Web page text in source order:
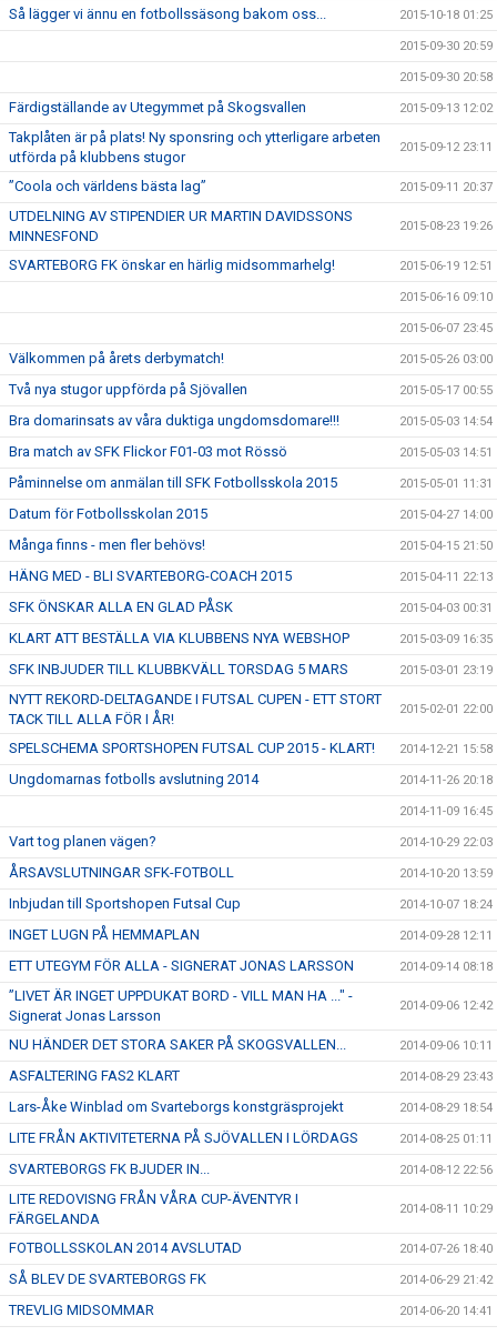
Så lägger vi ännu en fotbollssäsong bakom oss... 2015-10-18 01:25
2015-09-30 20:59
2015-09-30 20:58
Färdigställande av Utegymmet på Skogsvallen 2015-09-13 12:02
Takplåten är på plats! Ny sponsring och ytterligare arbeten
utförda på klubbens stugor
2015-09-12 23:11
”Coola och världens bästa lag” 2015-09-11 20:37
UTDELNING AV STIPENDIER UR MARTIN DAVIDSSONS
MINNESFOND
2015-08-23 19:26
SVARTEBORG FK önskar en härlig midsommarhelg! 2015-06-19 12:51
2015-06-16 09:10
2015-06-07 23:45
Välkommen på årets derbymatch! 2015-05-26 03:00
Två nya stugor uppförda på Sjövallen 2015-05-17 00:55
Bra domarinsats av våra duktiga ungdomsdomare!!! 2015-05-03 14:54
Bra match av SFK Flickor F01-03 mot Rössö 2015-05-03 14:51
Påminnelse om anmälan till SFK Fotbollsskola 2015 2015-05-01 11:31
Datum för Fotbollsskolan 2015 2015-04-27 14:00
Många finns - men fler behövs! 2015-04-15 21:50
HÄNG MED - BLI SVARTEBORG-COACH 2015 2015-04-11 22:13
SFK ÖNSKAR ALLA EN GLAD PÅSK 2015-04-03 00:31
KLART ATT BESTÄLLA VIA KLUBBENS NYA WEBSHOP 2015-03-09 16:35
SFK INBJUDER TILL KLUBBKVÄLL TORSDAG 5 MARS 2015-03-01 23:19
NYTT REKORD-DELTAGANDE I FUTSAL CUPEN - ETT STORT
TACK TILL ALLA FÖR I ÅR!
2015-02-01 22:00
SPELSCHEMA SPORTSHOPEN FUTSAL CUP 2015 - KLART! 2014-12-21 15:58
Ungdomarnas fotbolls avslutning 2014 2014-11-26 20:18
2014-11-09 16:45
Vart tog planen vägen? 2014-10-29 22:03
ÅRSAVSLUTNINGAR SFK-FOTBOLL 2014-10-20 13:59
Inbjudan till Sportshopen Futsal Cup 2014-10-07 18:24
INGET LUGN PÅ HEMMAPLAN 2014-09-28 12:11
ETT UTEGYM FÖR ALLA - SIGNERAT JONAS LARSSON 2014-09-14 08:18
”LIVET ÄR INGET UPPDUKAT BORD - VILL MAN HA ..." -
Signerat Jonas Larsson
2014-09-06 12:42
NU HÄNDER DET STORA SAKER PÅ SKOGSVALLEN... 2014-09-06 10:11
ASFALTERING FAS2 KLART 2014-08-29 23:43
Lars-Åke Winblad om Svarteborgs konstgräsprojekt 2014-08-29 18:54
LITE FRÅN AKTIVITETERNA PÅ SJÖVALLEN I LÖRDAGS 2014-08-25 01:11
SVARTEBORGS FK BJUDER IN... 2014-08-12 22:56
LITE REDOVISNG FRÅN VÅRA CUP-ÄVENTYR I
FÄRGELANDA
2014-08-11 10:29
FOTBOLLSSKOLAN 2014 AVSLUTAD 2014-07-26 18:40
SÅ BLEV DE SVARTEBORGS FK 2014-06-29 21:42
TREVLIG MIDSOMMAR 2014-06-20 14:41